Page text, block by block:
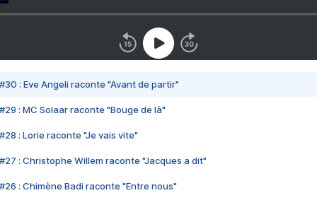
#30 : Eve Angeli raconte "Avant de partir"
#29 : MC Solaar raconte "Bouge de là"
#28 : Lorie raconte "Je vais vite"
#27 : Christophe Willem raconte "Jacques a dit"
#26 : Chimène Badi raconte "Entre nous"